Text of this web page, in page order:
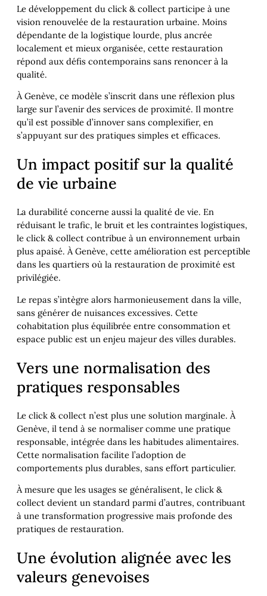
Le développement du click & collect participe à une
vision renouvelée de la restauration urbaine. Moins
dépendante de la logistique lourde, plus ancrée
localement et mieux organisée, cette restauration
répond aux défis contemporains sans renoncer à la
qualité.
À Genève, ce modèle s’inscrit dans une réflexion plus
large sur l’avenir des services de proximité. Il montre
qu’il est possible d’innover sans complexifier, en
s’appuyant sur des pratiques simples et efficaces.
Un impact positif sur la qualité
de vie urbaine
La durabilité concerne aussi la qualité de vie. En
réduisant le trafic, le bruit et les contraintes logistiques,
le click & collect contribue à un environnement urbain
plus apaisé. À Genève, cette amélioration est perceptible
dans les quartiers où la restauration de proximité est
privilégiée.
Le repas s’intègre alors harmonieusement dans la ville,
sans générer de nuisances excessives. Cette
cohabitation plus équilibrée entre consommation et
espace public est un enjeu majeur des villes durables.
Vers une normalisation des
pratiques responsables
Le click & collect n’est plus une solution marginale. À
Genève, il tend à se normaliser comme une pratique
responsable, intégrée dans les habitudes alimentaires.
Cette normalisation facilite l’adoption de
comportements plus durables, sans effort particulier.
À mesure que les usages se généralisent, le click &
collect devient un standard parmi d’autres, contribuant
à une transformation progressive mais profonde des
pratiques de restauration.
Une évolution alignée avec les
valeurs genevoises